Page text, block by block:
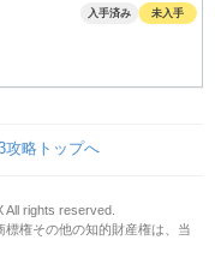
入手済み 未入手
攻略トップへ
rights reserved.
権その他の知的財産権は、当